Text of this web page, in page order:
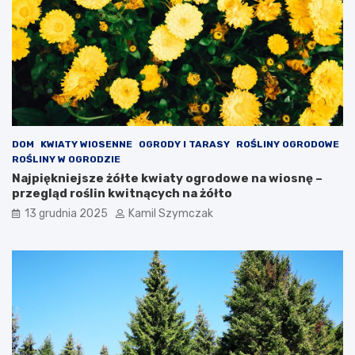
a
m
k
i
ę
e
:
c
o
w
a
r
t
w
z
i
e
DOM KWIATY WIOSENNE OGRODY I TARASY
ROŚLINY OGRODOWE
ROŚLINY W OGRODZIE
Najpiękniejsze żółte kwiaty ogrodowe na wiosnę –
przegląd roślin kwitnących na żółto
13 grudnia 2025 Kamil Szymczak